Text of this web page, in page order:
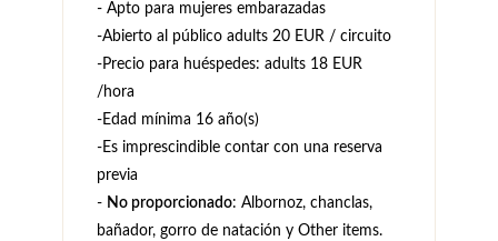
- Apto para mujeres embarazadas
-Abierto al público adults 20 EUR / circuito
-Precio para huéspedes: adults 18 EUR
/hora
-Edad mínima 16 año(s)
-Es imprescindible contar con una reserva
previa
- No proporcionado: Albornoz, chanclas,
bañador, gorro de natación y Other items.